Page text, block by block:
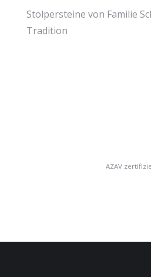
Stolpersteine von Familie
Tradition
AZAV